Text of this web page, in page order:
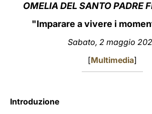
OMELIA DEL SANTO PADRE
"Imparare a vivere i
Sabato, 2 maggio
[Multimedia]
Introduzione